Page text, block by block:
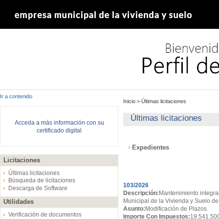
Ir a contenido
Acceda a más información con su
certificado digital
Licitaciones
Últimas licitaciones
Búsqueda de licitaciones
Descarga de Software
Utilidades
Verificación de documentos
Inicio > Últimas licitaciones
Últimas licitaciones
Expedientes
103/2026
Descripción: Mantenimiento
Municipal de la Vivienda y Suelo
Asunto: Modificación de Plazos
Importe Con Impuestos: